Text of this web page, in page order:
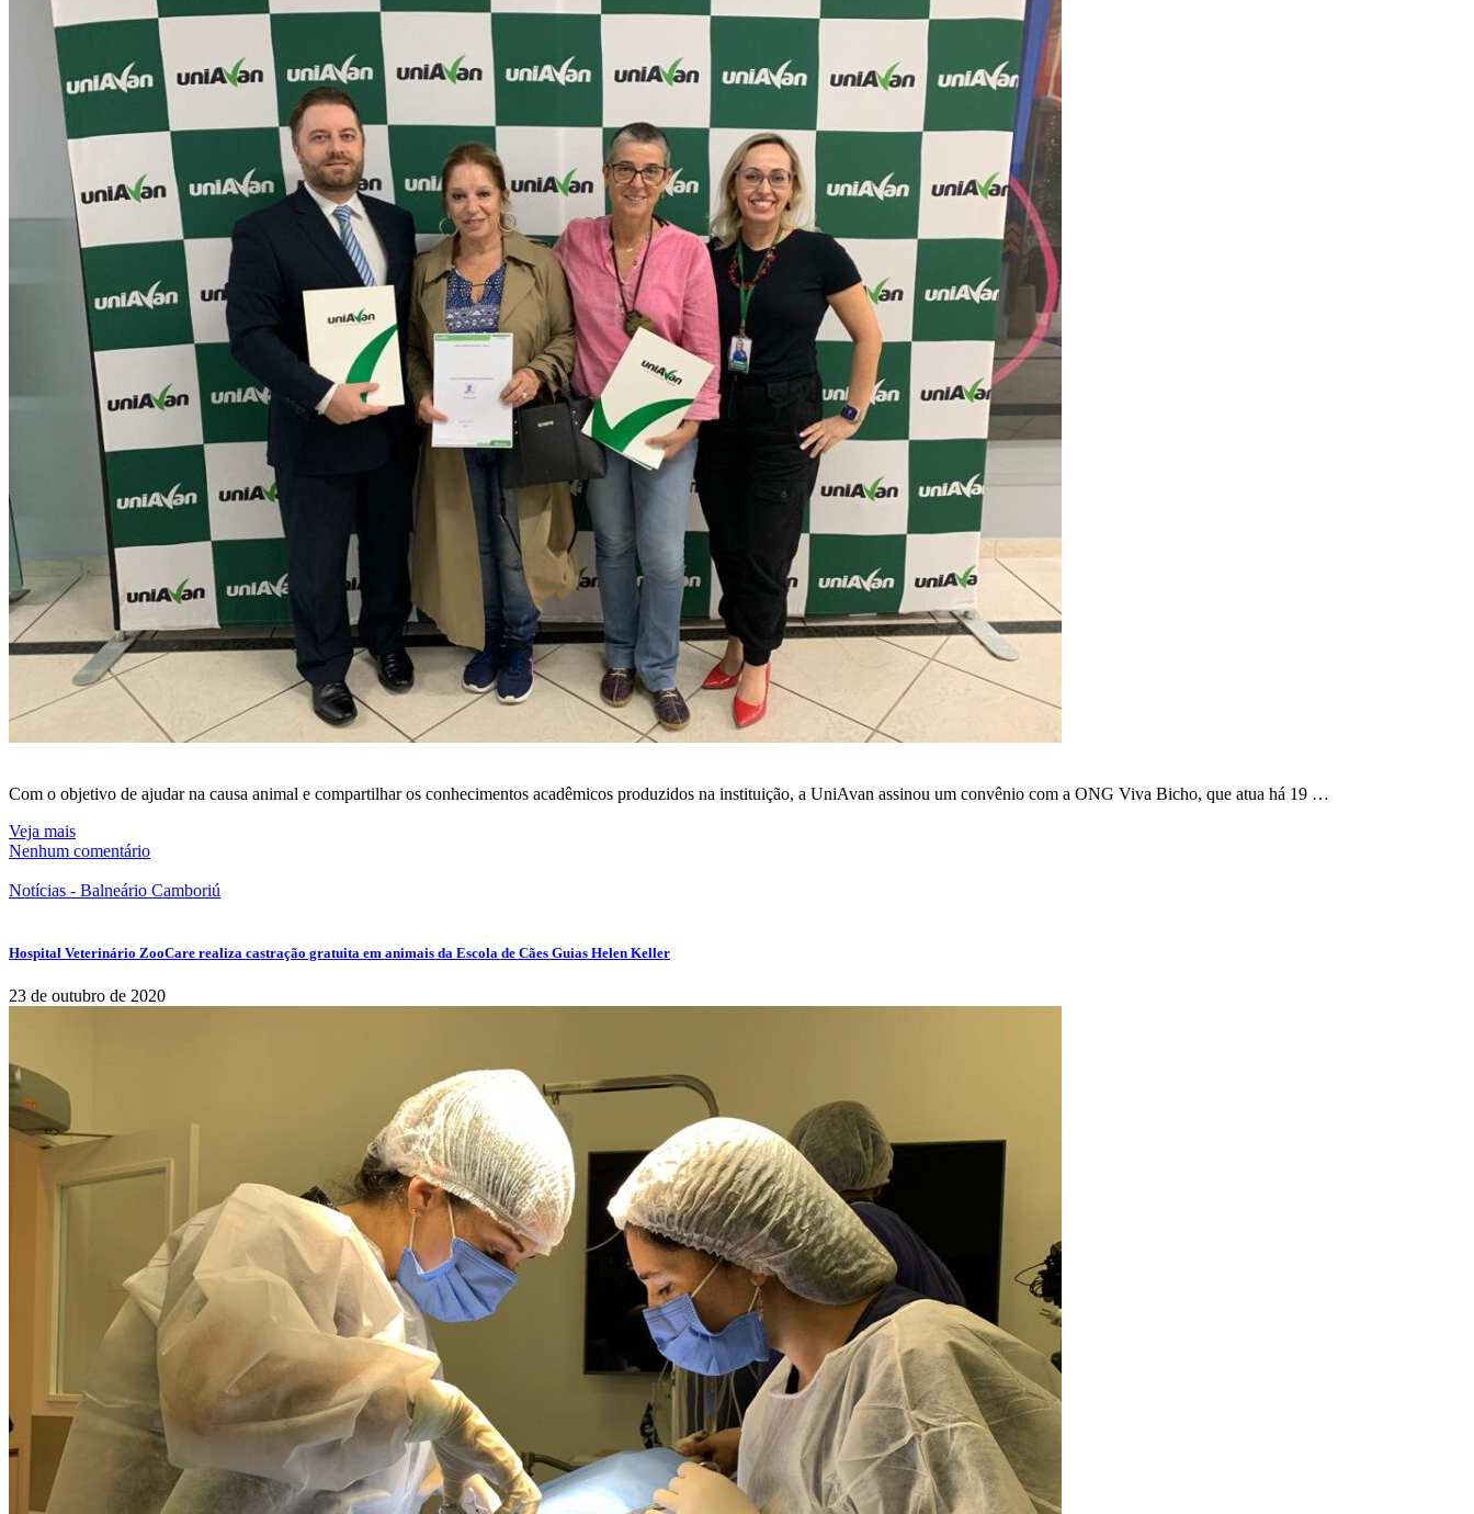
Com o objetivo de ajudar na causa animal e compartilhar os conhecimentos acadêmicos produzidos na instituição, a UniAvan assinou um convênio com a ONG Viva Bicho, que atua há 19 …
Veja mais
Nenhum comentário
Notícias - Balneário Camboriú
Hospital Veterinário ZooCare realiza castração gratuita em animais da Escola de Cães Guias Helen Keller
23 de outubro de 2020